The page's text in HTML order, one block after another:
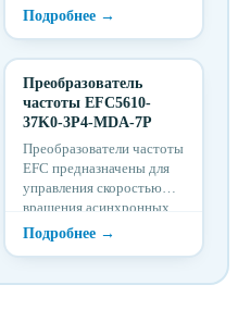
электродвигателей
посредством изменения
вентиляции и
кондиционирования, в
насосных станциях.
Изменение скорости
вращения
электродвигателей
осуществляется вручную
путем вращения
потенциометра на панели
автоматически от
Преобразователь
частоты EFC5610-
37K0-3P4-MDA-7P
Преобразователи частоты
EFC предназначены для
управления скоростью
вращения асинхронных
электродвигателей
посредством изменения
напряжения в системах